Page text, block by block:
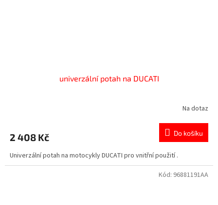
univerzální potah na DUCATI
Na dotaz
2 408 Kč Do košíku
Univerzální potah na motocykly DUCATI pro vnitřní použití .
Kód: 96881191AA